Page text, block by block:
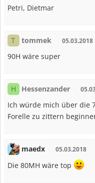
Petri, Dietmar
T tommek 05.03.2018
90H wäre super
H Hessenzander
Ich würde mich über die
Forelle zu zittern
maedx 05.03.2018
Die 80MH wäre top